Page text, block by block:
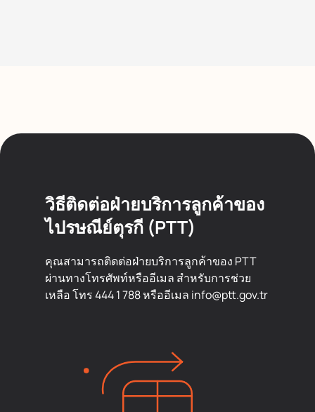
วิธีติดต่อฝ่ายบริการลูกค้าของ
ไปรษณีย์ตุรกี (PTT)
คุณสามารถติดต่อฝ่ายบริการลูกค้าของ PTT
ผ่านทางโทรศัพท์หรืออีเมล สำหรับการช่วย
เหลือ โทร 444 1 788 หรืออีเมล info@ptt.gov.tr